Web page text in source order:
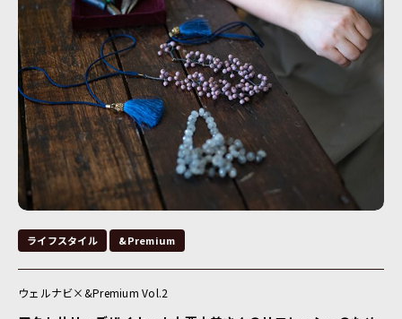
ライフスタイル &Premium
ウェルナビ×&Premium Vol.2